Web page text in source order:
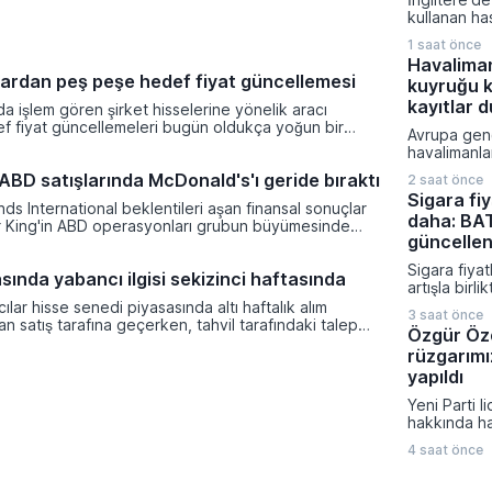
peş peşe hedef fiyat güncellemesi
işlem gören şirket hisselerine yönelik aracı
fiyat güncellemeleri bugün oldukça yoğun bir
çekerken, Türk Telekom ve Logo Yazılım gibi
beklentilerini aşağı yönlü güncellediği
satışlarında McDonald's'ı geride bıraktı
International beklentileri aşan finansal sonuçlar
King'in ABD operasyonları grubun büyümesinde
ulaşarak analist öngörülerini geride bırakırken, net
yüzde 4,5 oranında bir artış sergiledi.
yabancı ilgisi sekizinci haftasında
hisse senedi piyasasında altı haftalık alım
satış tarafına geçerken, tahvil tarafındaki talep
sermaye hareketliliği devam ediyor.
artış
verileri
zayıflığı
kullanan
sağlık
geçirdi.
gibi
uzmanlar
konusunda
uyarılarını
1 saat önce
kuyruğu
kayıtlar
Avrupa
biyometrik
Yetkililer
alırken
süreçten
2 saat önce
Sigara
daha:
Sigara
artışla
fiyatları
Bayileri
Başkanı
paylaşılan
tarife 7
itibaren tüm
3 saat önce
Özgür
yapıldı
Yeni Parti
hakkında
güncel oy
4 saat önce